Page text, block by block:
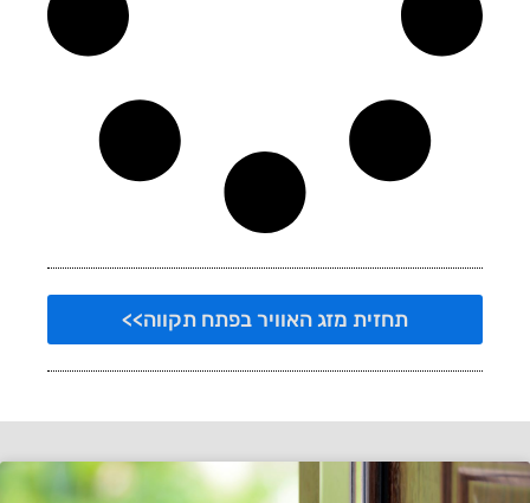
תחזית מזג האוויר בפתח תקווה>>